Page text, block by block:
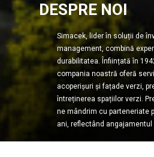
DESPRE NOI
Simacek, lider în soluții de
management, combină
durabilitatea. Înființată în
compania noastră oferă
acoperișuri și fațade verzi,
întreținerea spațiilor verzi.
ne mândrim cu parteneriate
ani, reflectând